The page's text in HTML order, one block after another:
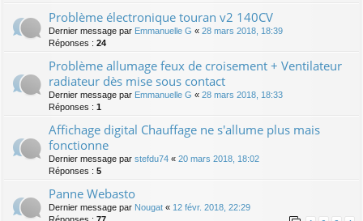
Problème électronique touran v2 140CV
Dernier message par Emmanuelle G « 28 mars 2018, 18:39
Réponses : 24
Problème allumage feux de croisement + Ventilateur
radiateur dès mise sous contact
Dernier message par Emmanuelle G « 28 mars 2018, 18:33
Réponses : 1
Affichage digital Chauffage ne s'allume plus mais
fonctionne
Dernier message par stefdu74 « 20 mars 2018, 18:02
Réponses : 5
Panne Webasto
Dernier message par Nougat « 12 févr. 2018, 22:29